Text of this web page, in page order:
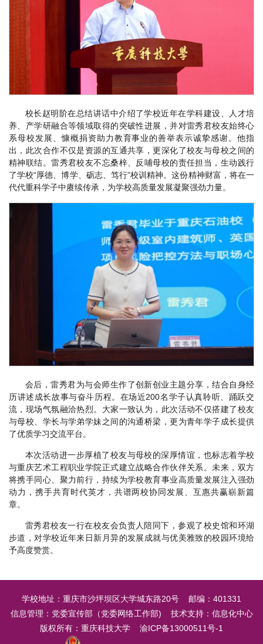
校长赵明阶在总结讲话中介绍了学校近年在学科建设、人才培
养、产学研融合等领域取得的突破性进展，并对雷秀君校友始终心
系母校发展、慷概捐资助力教育事业的善举表示诚挚感谢。他指
出，此次合作不仅是资源的互通共享，更深化了校友与母校之间的
精神联结。雷秀君校友不忘桑梓、反哺母校的责任担当，生动践行
了学校“厚德、博学、砺志、笃行”校训精神。这份精神财富，将在一
代代重科学子中赓续传承，为学校高质量发展凝聚强劲力量。
会后，雷秀君为与会师生作了创新创业主题分享，结合自身经
历讲述成长故事与奋斗历程。在场近200名学子认真聆听、踊跃交
流，现场气氛融洽热烈。大家一致认为，此次活动不仅搭建了校友
与母校、学长与学弟学妹之间的沟通桥梁，更为青年学子成长提供
了优质学习交流平台。
本次活动进一步厚植了校友与母校的深厚情谊，也标志着学校
与重庆艺术工程职业学院正式建立战略合作伙伴关系。未来，双方
将携手同心、聚力前行，持续为学校教育事业高质量发展注入强劲
动力，携手共育时代英才，共谱两校协同发展、互惠共赢崭新篇
章。
雷秀君校友一行在校友会负责人陪同下，参观了校史馆和环湖
步道，对学校近年来日新月异的发展成就与优美雅致的校园环境给
予高度赞赏。
学校地址：重庆市沙坪坝区大学城东路20号 邮编：401331
信息管理：党委宣传部（党委网络工作部) 技术支持：信息化中心
版权所有：重庆科技大学 渝ICP备13000511号-1